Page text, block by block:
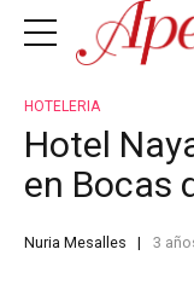
HOTELERIA
Hotel
en Bocas
Nuria Mesalles 3